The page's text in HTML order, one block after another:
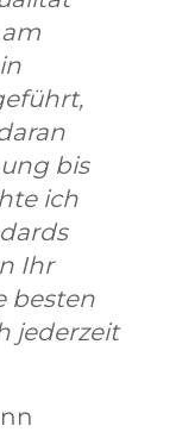
bis
ich
Ihr
besten
jederzeit